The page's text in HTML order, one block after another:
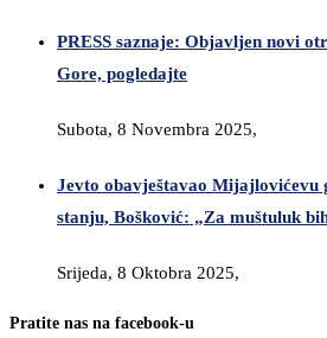
PRESS saznaje: Objavljen novi
Gore, pogledajte
Subota, 8 Novembra 2025,
Jevto obavještavao Mijajlovićevu
stanju, Bošković: „Za muštuluk
Srijeda, 8 Oktobra 2025,
Pratite nas na facebook-u